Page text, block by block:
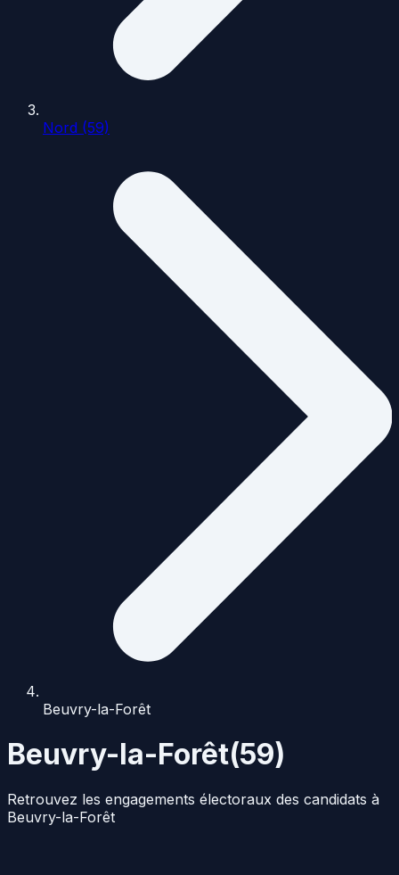
Nord (59)
Beuvry-la-Forêt
Beuvry-la-Forêt(59)
Retrouvez les engagements électoraux des candidats à
Beuvry-la-Forêt